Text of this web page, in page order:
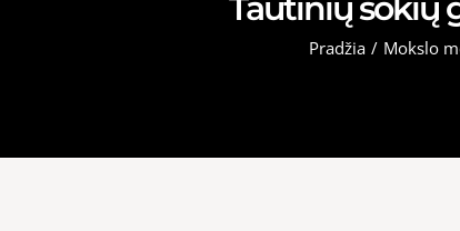
Pradžia / Mokslo